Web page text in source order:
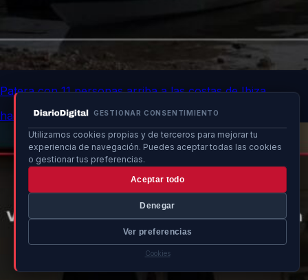
GESTIONAR CONSENTIMIENTO
Utilizamos cookies propias y de terceros para mejorar tu
experiencia de navegación. Puedes aceptar todas las cookies
o gestionar tus preferencias.
Aceptar todo
Denegar
Ver preferencias
Cookies
Patera con 11 personas arriba a las costas de Ibiza
hace 6h